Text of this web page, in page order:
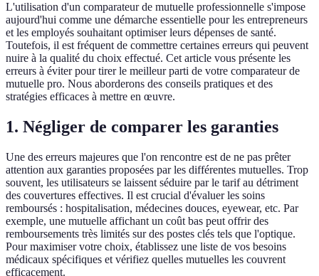
L'utilisation d'un comparateur de mutuelle professionnelle s'impose
aujourd'hui comme une démarche essentielle pour les entrepreneurs
et les employés souhaitant optimiser leurs dépenses de santé.
Toutefois, il est fréquent de commettre certaines erreurs qui peuvent
nuire à la qualité du choix effectué. Cet article vous présente les
erreurs à éviter pour tirer le meilleur parti de votre comparateur de
mutuelle pro. Nous aborderons des conseils pratiques et des
stratégies efficaces à mettre en œuvre.
1. Négliger de comparer les garanties
Une des erreurs majeures que l'on rencontre est de ne pas prêter
attention aux garanties proposées par les différentes mutuelles. Trop
souvent, les utilisateurs se laissent séduire par le tarif au détriment
des couvertures effectives. Il est crucial d'évaluer les soins
remboursés : hospitalisation, médecines douces, eyewear, etc. Par
exemple, une mutuelle affichant un coût bas peut offrir des
remboursements très limités sur des postes clés tels que l'optique.
Pour maximiser votre choix, établissez une liste de vos besoins
médicaux spécifiques et vérifiez quelles mutuelles les couvrent
efficacement.